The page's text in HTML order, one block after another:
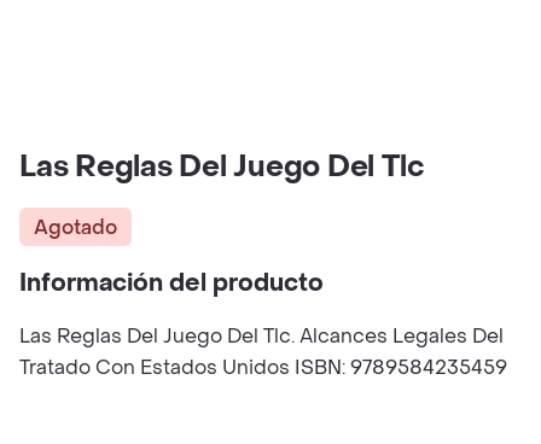
Las Reglas Del Juego Del Tlc
Agotado
Información del producto
Las Reglas Del Juego Del Tlc. Alcances Legales Del
Tratado Con Estados Unidos ISBN: 9789584235459